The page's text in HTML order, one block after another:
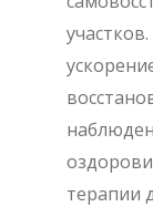
терапии